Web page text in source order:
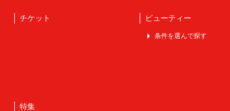
チケット ビューティー
条件を選んで探す
特集